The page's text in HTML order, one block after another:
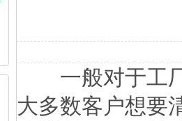
一般对于工
大多数客户想要